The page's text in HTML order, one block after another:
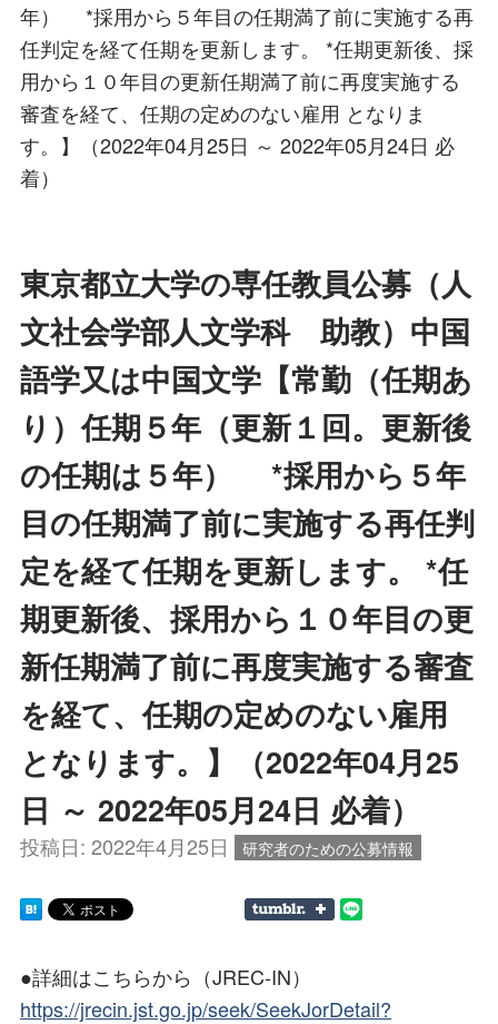
年） *採用から５年目の任期満了前に実施する再
任判定を経て任期を更新します。 *任期更新後、採
用から１０年目の更新任期満了前に再度実施する
審査を経て、任期の定めのない雇用 となりま
す。】（2022年04月25日 ～ 2022年05月24日 必
着）
東京都立大学の専任教員公募（人
文社会学部人文学科 助教）中国
語学又は中国文学【常勤（任期あ
り）任期５年（更新１回。更新後
の任期は５年） *採用から５年
目の任期満了前に実施する再任判
定を経て任期を更新します。 *任
期更新後、採用から１０年目の更
新任期満了前に再度実施する審査
を経て、任期の定めのない雇用
となります。】（2022年04月25
日 ～ 2022年05月24日 必着）
投稿日: 2022年4月25日 研究者のための公募情報
●詳細はこちらから（JREC-IN）
https://jrecin.jst.go.jp/seek/SeekJorDetail?